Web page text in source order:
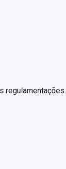
regulamentações.